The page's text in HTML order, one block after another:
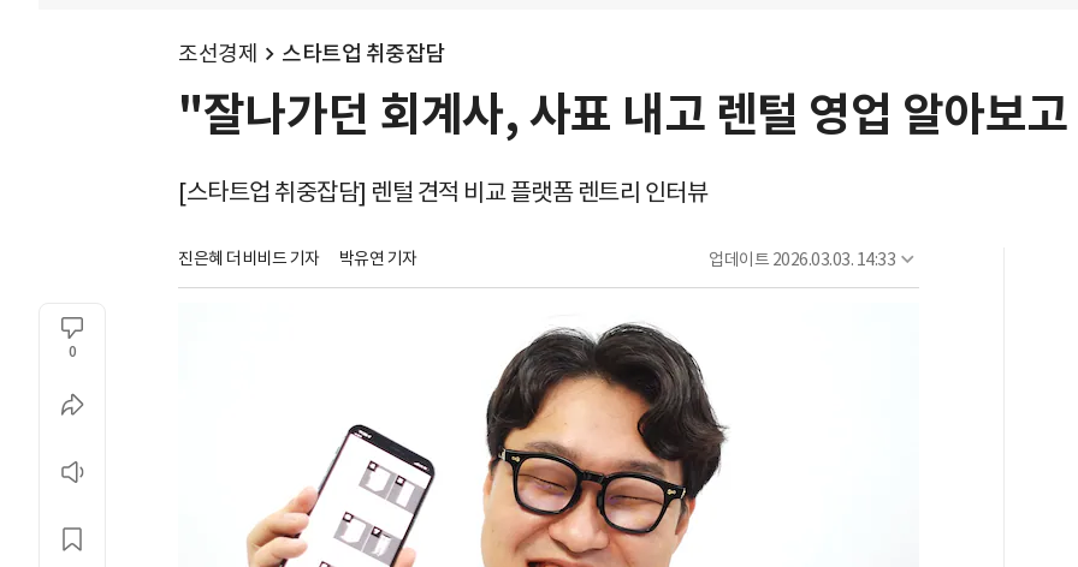
조선경제 스타트업 취중잡담
"잘나가던 회계사, 사표 내고 렌털 영업 알아보
[스타트업 취중잡담] 렌털 견적 비교 플랫폼 렌트리 인터뷰
진은혜 더비비드 기자 박유연 기자 업데이트 2026.03.03. 14:33
0